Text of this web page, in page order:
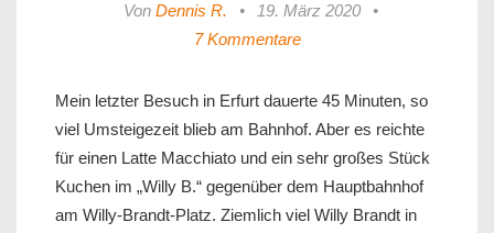
Von Dennis R. • 19. März 2020
•
7 Kommentare
Mein letzter Besuch in Erfurt dauerte 45 Minuten, so
viel Umsteigezeit blieb am Bahnhof. Aber es reichte
für einen Latte Macchiato und ein sehr großes Stück
Kuchen im „Willy B.“ gegenüber dem Hauptbahnhof
am Willy-Brandt-Platz. Ziemlich viel Willy Brandt in